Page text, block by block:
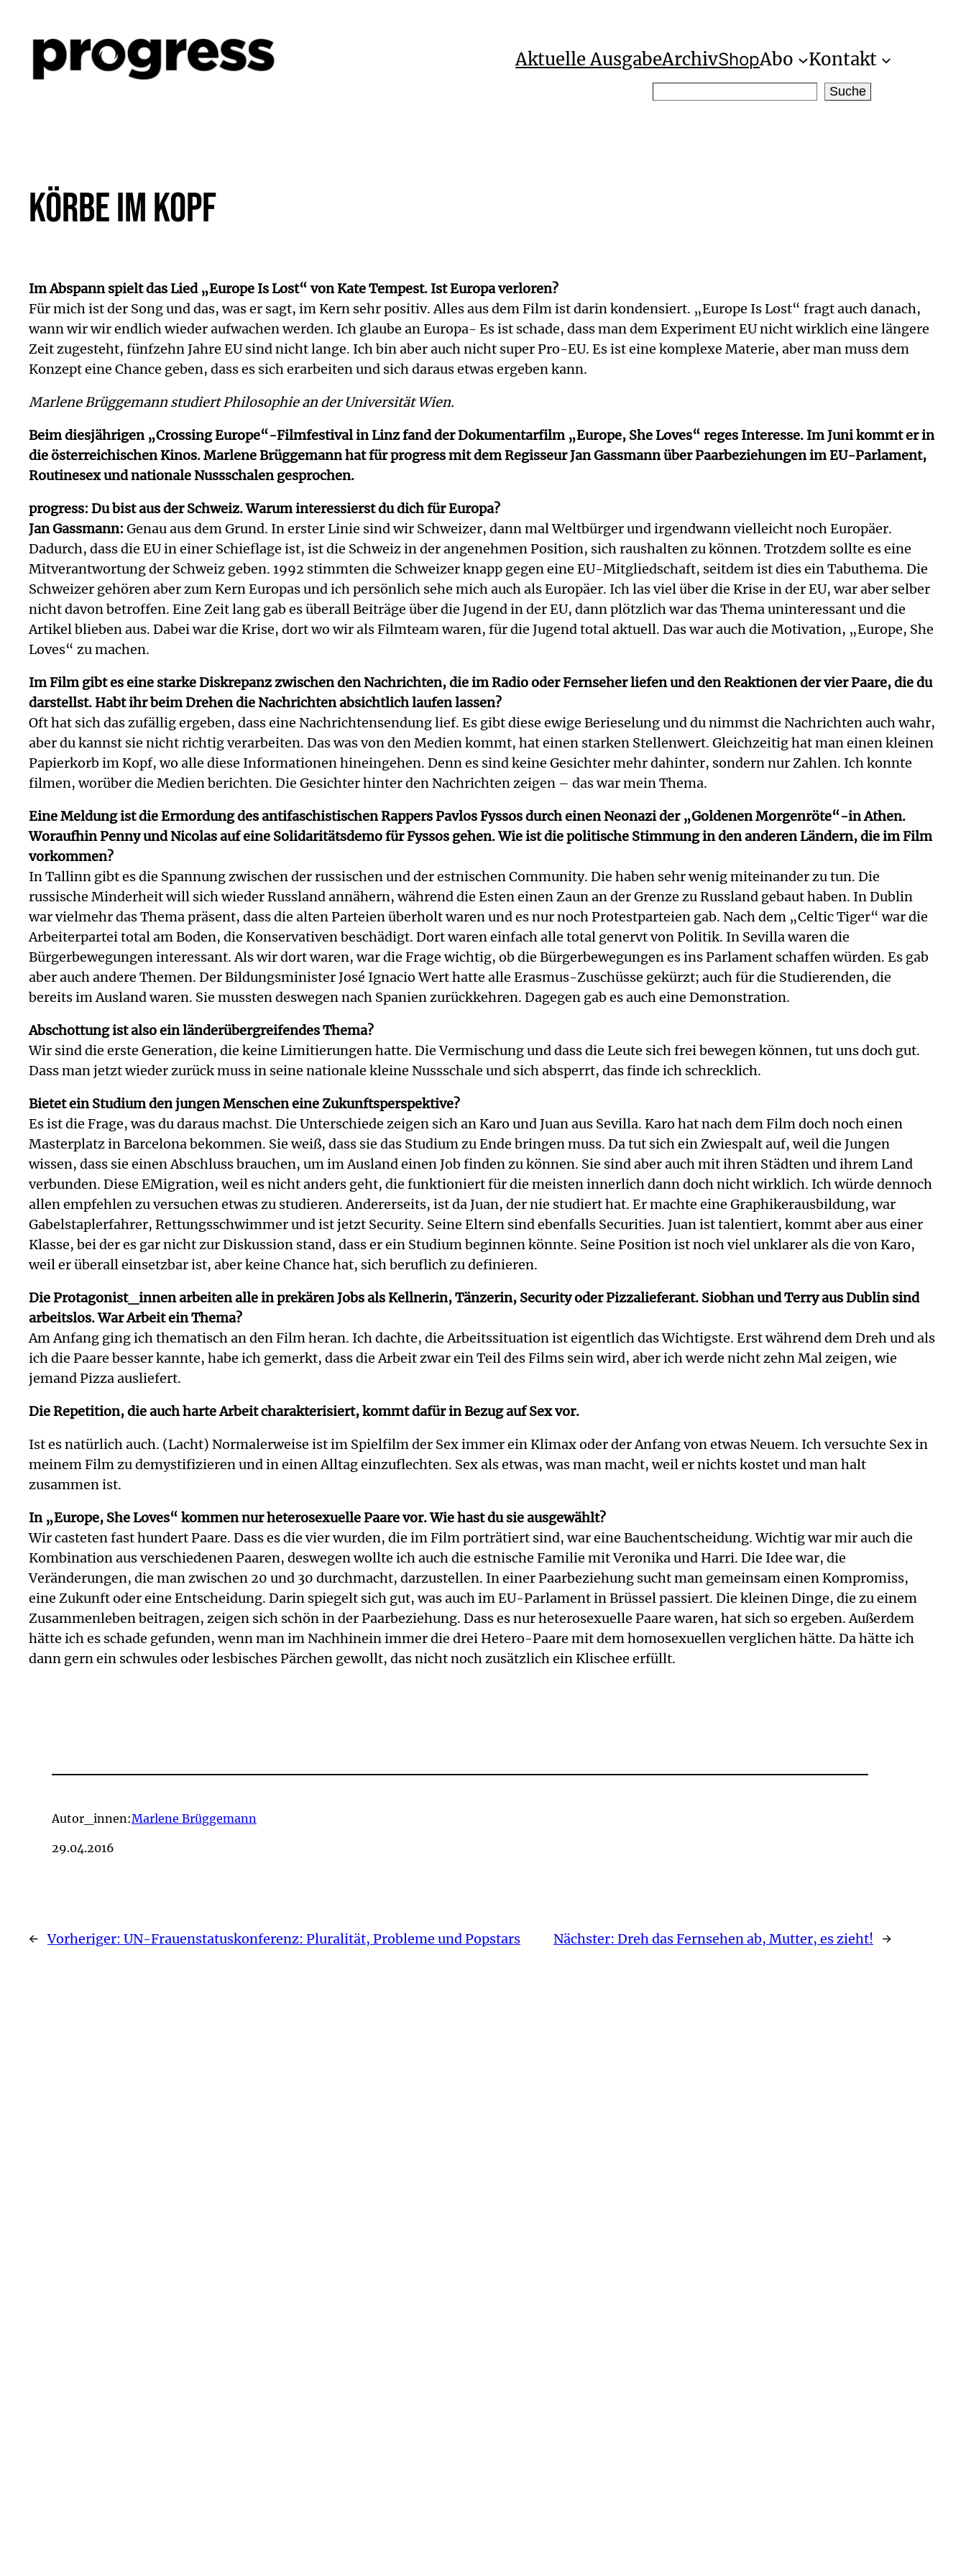
Inhalt
springen
Aktuelle AusgabeArchivShopAbo Kontakt
Suche
Körbe im Kopf
Im Abspann spielt das Lied „Europe Is Lost“ von Kate Tempest. Ist Europa verloren?
Für mich ist der Song und das, was er sagt, im Kern sehr positiv. Alles aus dem Film ist darin kondensiert. „Europe Is Lost“ fragt auch danach,
wann wir wir endlich wieder aufwachen werden. Ich glaube an Europa- Es ist schade, dass man dem Experiment EU nicht wirklich eine längere
Zeit zugesteht, fünfzehn Jahre EU sind nicht lange. Ich bin aber auch nicht super Pro-EU. Es ist eine komplexe Materie, aber man muss dem
Konzept eine Chance geben, dass es sich erarbeiten und sich daraus etwas ergeben kann.
Marlene Brüggemann studiert Philosophie an der Universität Wien.
Beim diesjährigen „Crossing Europe“-Filmfestival in Linz fand der Dokumentarfilm „Europe, She Loves“ reges Interesse. Im Juni kommt er in
die österreichischen Kinos. Marlene Brüggemann hat für progress mit dem Regisseur Jan Gassmann über Paarbeziehungen im EU-Parlament,
Routinesex und nationale Nussschalen gesprochen.
progress: Du bist aus der Schweiz. Warum interessierst du dich für Europa?
Jan Gassmann: Genau aus dem Grund. In erster Linie sind wir Schweizer, dann mal Weltbürger und irgendwann vielleicht noch Europäer.
Dadurch, dass die EU in einer Schieflage ist, ist die Schweiz in der angenehmen Position, sich raushalten zu können. Trotzdem sollte es eine
Mitverantwortung der Schweiz geben. 1992 stimmten die Schweizer knapp gegen eine EU-Mitgliedschaft, seitdem ist dies ein Tabuthema. Die
Schweizer gehören aber zum Kern Europas und ich persönlich sehe mich auch als Europäer. Ich las viel über die Krise in der EU, war aber selber
nicht davon betroffen. Eine Zeit lang gab es überall Beiträge über die Jugend in der EU, dann plötzlich war das Thema uninteressant und die
Artikel blieben aus. Dabei war die Krise, dort wo wir als Filmteam waren, für die Jugend total aktuell. Das war auch die Motivation, „Europe, She
Loves“ zu machen.
Im Film gibt es eine starke Diskrepanz zwischen den Nachrichten, die im Radio oder Fernseher liefen und den Reaktionen der vier Paare, die du
darstellst. Habt ihr beim Drehen die Nachrichten absichtlich laufen lassen?
Oft hat sich das zufällig ergeben, dass eine Nachrichtensendung lief. Es gibt diese ewige Berieselung und du nimmst die Nachrichten auch wahr,
aber du kannst sie nicht richtig verarbeiten. Das was von den Medien kommt, hat einen starken Stellenwert. Gleichzeitig hat man einen kleinen
Papierkorb im Kopf, wo alle diese Informationen hineingehen. Denn es sind keine Gesichter mehr dahinter, sondern nur Zahlen. Ich konnte
filmen, worüber die Medien berichten. Die Gesichter hinter den Nachrichten zeigen – das war mein Thema.
Eine Meldung ist die Ermordung des antifaschistischen Rappers Pavlos Fyssos durch einen Neonazi der „Goldenen Morgenröte“-in Athen.
Woraufhin Penny und Nicolas auf eine Solidaritätsdemo für Fyssos gehen. Wie ist die politische Stimmung in den anderen Ländern, die im Film
vorkommen?
In Tallinn gibt es die Spannung zwischen der russischen und der estnischen Community. Die haben sehr wenig miteinander zu tun. Die
russische Minderheit will sich wieder Russland annähern, während die Esten einen Zaun an der Grenze zu Russland gebaut haben. In Dublin
war vielmehr das Thema präsent, dass die alten Parteien überholt waren und es nur noch Protestparteien gab. Nach dem „Celtic Tiger“ war die
Arbeiterpartei total am Boden, die Konservativen beschädigt. Dort waren einfach alle total genervt von Politik. In Sevilla waren die
Bürgerbewegungen interessant. Als wir dort waren, war die Frage wichtig, ob die Bürgerbewegungen es ins Parlament schaffen würden. Es gab
aber auch andere Themen. Der Bildungsminister José Ignacio Wert hatte alle Erasmus-Zuschüsse gekürzt; auch für die Studierenden, die
bereits im Ausland waren. Sie mussten deswegen nach Spanien zurückkehren. Dagegen gab es auch eine Demonstration.
Abschottung ist also ein länderübergreifendes Thema?
Wir sind die erste Generation, die keine Limitierungen hatte. Die Vermischung und dass die Leute sich frei bewegen können, tut uns doch gut.
Dass man jetzt wieder zurück muss in seine nationale kleine Nussschale und sich absperrt, das finde ich schrecklich.
Bietet ein Studium den jungen Menschen eine Zukunftsperspektive?
Es ist die Frage, was du daraus machst. Die Unterschiede zeigen sich an Karo und Juan aus Sevilla. Karo hat nach dem Film doch noch einen
Masterplatz in Barcelona bekommen. Sie weiß, dass sie das Studium zu Ende bringen muss. Da tut sich ein Zwiespalt auf, weil die Jungen
wissen, dass sie einen Abschluss brauchen, um im Ausland einen Job finden zu können. Sie sind aber auch mit ihren Städten und ihrem Land
verbunden. Diese EMigration, weil es nicht anders geht, die funktioniert für die meisten innerlich dann doch nicht wirklich. Ich würde dennoch
allen empfehlen zu versuchen etwas zu studieren. Andererseits, ist da Juan, der nie studiert hat. Er machte eine Graphikerausbildung, war
Gabelstaplerfahrer, Rettungsschwimmer und ist jetzt Security. Seine Eltern sind ebenfalls Securities. Juan ist talentiert, kommt aber aus einer
Klasse, bei der es gar nicht zur Diskussion stand, dass er ein Studium beginnen könnte. Seine Position ist noch viel unklarer als die von Karo,
weil er überall einsetzbar ist, aber keine Chance hat, sich beruflich zu definieren.
Die Protagonist_innen arbeiten alle in prekären Jobs als Kellnerin, Tänzerin, Security oder Pizzalieferant. Siobhan und Terry aus Dublin sind
arbeitslos. War Arbeit ein Thema?
Am Anfang ging ich thematisch an den Film heran. Ich dachte, die Arbeitssituation ist eigentlich das Wichtigste. Erst während dem Dreh und als
ich die Paare besser kannte, habe ich gemerkt, dass die Arbeit zwar ein Teil des Films sein wird, aber ich werde nicht zehn Mal zeigen, wie
jemand Pizza ausliefert.
Die Repetition, die auch harte Arbeit charakterisiert, kommt dafür in Bezug auf Sex vor.
Ist es natürlich auch. (Lacht) Normalerweise ist im Spielfilm der Sex immer ein Klimax oder der Anfang von etwas Neuem. Ich versuchte Sex in
meinem Film zu demystifizieren und in einen Alltag einzuflechten. Sex als etwas, was man macht, weil er nichts kostet und man halt
zusammen ist.
In „Europe, She Loves“ kommen nur heterosexuelle Paare vor. Wie hast du sie ausgewählt?
Wir casteten fast hundert Paare. Dass es die vier wurden, die im Film porträtiert sind, war eine Bauchentscheidung. Wichtig war mir auch die
Kombination aus verschiedenen Paaren, deswegen wollte ich auch die estnische Familie mit Veronika und Harri. Die Idee war, die
Veränderungen, die man zwischen 20 und 30 durchmacht, darzustellen. In einer Paarbeziehung sucht man gemeinsam einen Kompromiss,
eine Zukunft oder eine Entscheidung. Darin spiegelt sich gut, was auch im EU-Parlament in Brüssel passiert. Die kleinen Dinge, die zu einem
Zusammenleben beitragen, zeigen sich schön in der Paarbeziehung. Dass es nur heterosexuelle Paare waren, hat sich so ergeben. Außerdem
hätte ich es schade gefunden, wenn man im Nachhinein immer die drei Hetero-Paare mit dem homosexuellen verglichen hätte. Da hätte ich
dann gern ein schwules oder lesbisches Pärchen gewollt, das nicht noch zusätzlich ein Klischee erfüllt.
Autor_innen:Marlene Brüggemann
29.04.2016
← Vorheriger: UN-Frauenstatuskonferenz: Pluralität, Probleme und Popstars Nächster: Dreh das Fernsehen ab, Mutter, es zieht! →